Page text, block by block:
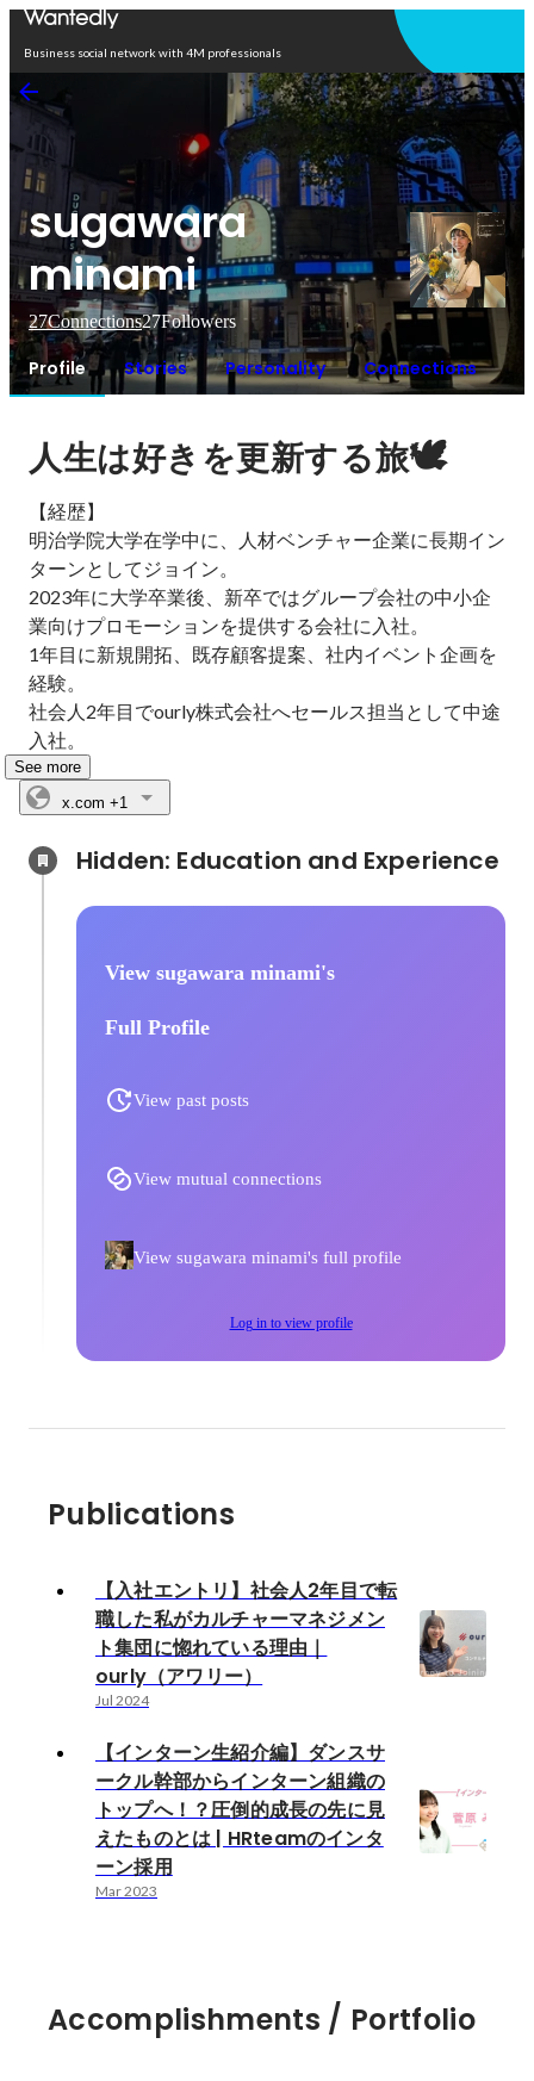
Business social network with 4M professionals
sugawara
minami
27Connections27Followers
Profile Stories Personality Connections
人生は好きを更新する旅🕊️
【経歴】
明治学院大学在学中に、人材ベンチャー企業に長期イン
ターンとしてジョイン。
2023年に大学卒業後、新卒ではグループ会社の中小企
業向けプロモーションを提供する会社に入社。
1年目に新規開拓、既存顧客提案、社内イベント企画を
経験。
社会人2年目でourly株式会社へセールス担当として中途
入社。
See more
x.com +1
View sugawara minami's
Full Profile
View past posts
View mutual connections
View sugawara minami's full profile
Log in to view profile
Publications
【入社エントリ】社会人2年目で転
職した私がカルチャーマネジメン
ト集団に惚れている理由｜
ourly（アワリー）
Jul 2024
【インターン生紹介編】ダンスサ
ークル幹部からインターン組織の
トップへ！？圧倒的成長の先に見
えたものとは | HRteamのインタ
ーン採用
Mar 2023
Accomplishments / Portfolio